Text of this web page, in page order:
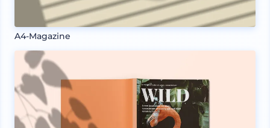
A4-Magazine